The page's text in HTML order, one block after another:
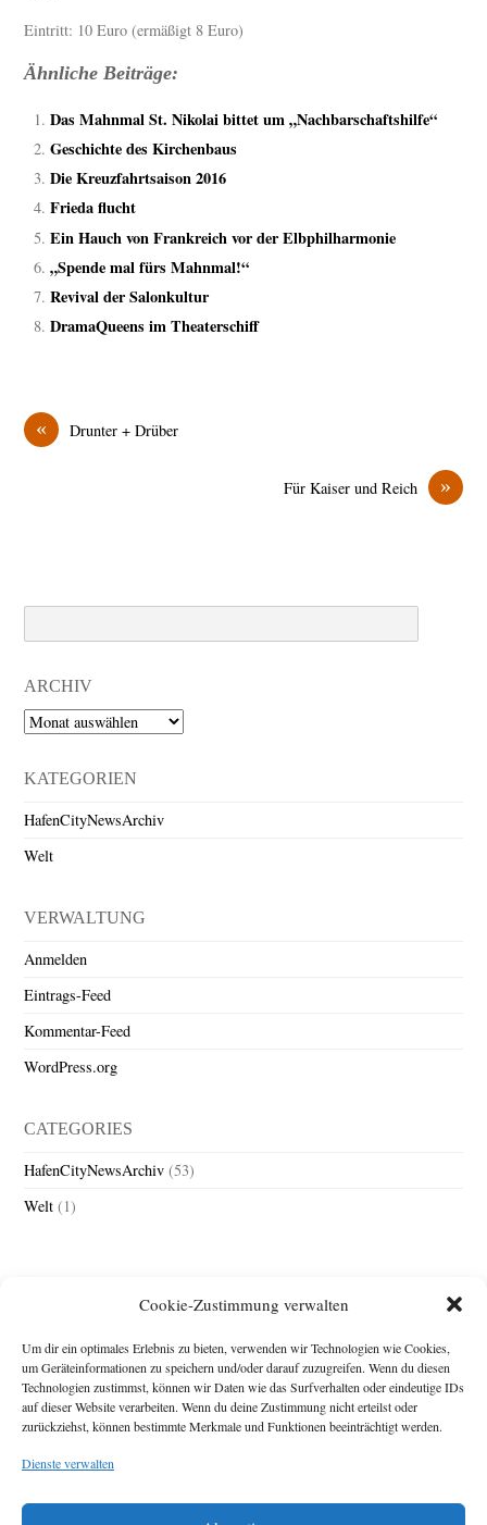
Cookie-Zustimmung verwalten
Um dir ein optimales Erlebnis zu bieten, verwenden wir Technologien wie Cookies,
um Geräteinformationen zu speichern und/oder darauf zuzugreifen. Wenn du diesen
Technologien zustimmst, können wir Daten wie das Surfverhalten oder eindeutige IDs
auf dieser Website verarbeiten. Wenn du deine Zustimmung nicht erteilst oder
zurückziehst, können bestimmte Merkmale und Funktionen beeinträchtigt werden.
Dienste verwalten
Eintritt: 10 Euro (ermäßigt 8 Euro)
Ähnliche Beiträge:
Das Mahnmal St. Nikolai bittet um „Nachbarschaftshilfe“
Geschichte des Kirchenbaus
Die Kreuzfahrtsaison 2016
Frieda flucht
Ein Hauch von Frankreich vor der Elbphilharmonie
„Spende mal fürs Mahnmal!“
Revival der Salonkultur
DramaQueens im Theaterschiff
« Drunter + Drüber
»
Für Kaiser und Reich
ARCHIV
Archiv
KATEGORIEN
HafenCityNewsArchiv
Welt
VERWALTUNG
Anmelden
Eintrags-Feed
Kommentar-Feed
WordPress.org
CATEGORIES
HafenCityNewsArchiv (53)
Welt (1)
Impressum
Michael Baden,
Diese Webseite stellt